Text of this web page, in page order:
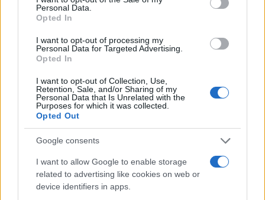
Personal Data.
Opted In
I want to opt-out of processing my
Personal Data for Targeted Advertising.
Opted In
I want to opt-out of Collection, Use,
Retention, Sale, and/or Sharing of my
Personal Data that Is Unrelated with the
Purposes for which it was collected.
Opted Out
Google consents
I want to allow Google to enable storage
related to advertising like cookies on web or
device identifiers in apps.
Hamza Kaabeche : 6/10
Arno Botha : 6/10
Josiah Maraku : 5/10
Méliande : 5/10
Jermaine Ainsley : 5/10